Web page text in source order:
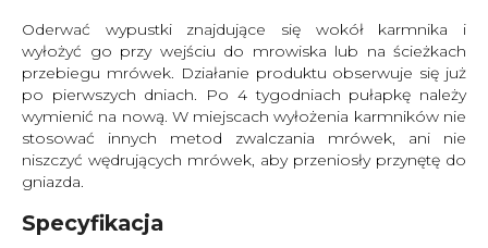
Oderwać wypustki znajdujące się wokół karmnika i
wyłożyć go przy wejściu do mrowiska lub na ścieżkach
przebiegu mrówek. Działanie produktu obserwuje się już
po pierwszych dniach. Po 4 tygodniach pułapkę należy
wymienić na nową. W miejscach wyłożenia karmników nie
stosować innych metod zwalczania mrówek, ani nie
niszczyć wędrujących mrówek, aby przeniosły przynętę do
gniazda.
Specyfikacja